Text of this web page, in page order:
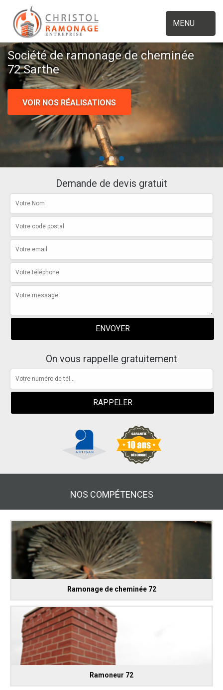
MENU
Société de ramonage de cheminée
72 Sarthe
VOIR NOS RÉALISATIONS
Demande de devis gratuit
On vous rappelle gratuitement
NOS COMPÉTENCES
Ramonage de cheminée 72
Ramoneur 72